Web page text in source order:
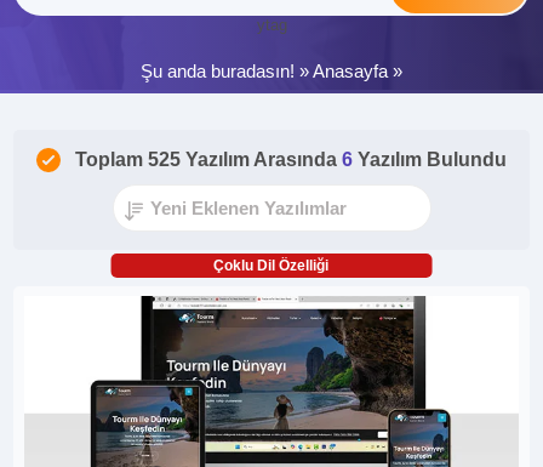
ytag
Şu anda buradasın! »Anasayfa »
Toplam 525 Yazılım Arasında 6 Yazılım Bulundu
Çoklu Dil Özelliği